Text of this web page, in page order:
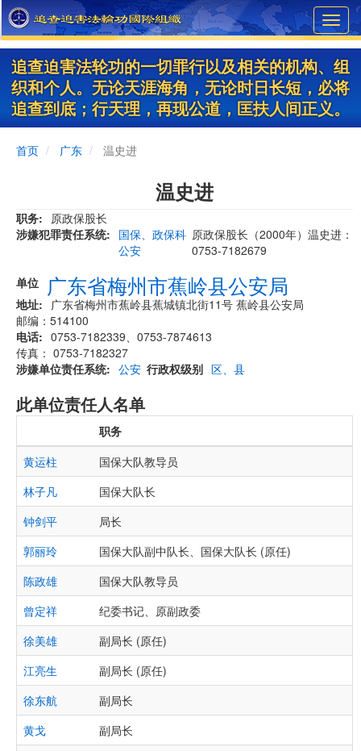
Skip
to
main
content
追查迫害法轮功的一切罪行以及相关的机构、组
织和个人。无论天涯海角，无论时日长短，必将
追查到底；行天理，再现公道，匡扶人间正义。
首页 广东 温史进
温史进
职务
原政保股长
涉嫌犯罪责任系统
国保、政保科
公安
原政保股长（2000年）温史进：
0753-7182679
单位
广东省梅州市蕉岭县公安局
地址
广东省梅州市蕉岭县蕉城镇北街11号 蕉岭县公安局
邮编：514100
电话
0753-7182339、0753-7874613
传真： 0753-7182327
涉嫌单位责任系统
公安 行政权级别 区、县
此单位责任人名单
职务
黄运柱
国保大队教导员
林子凡
国保大队长
钟剑平
局长
郭丽玲
国保大队副中队长、国保大队长 (原任)
陈政雄
国保大队教导员
曾定祥
纪委书记、原副政委
徐美雄
副局长 (原任)
江亮生
副局长 (原任)
徐东航
副局长
黄戈
副局长